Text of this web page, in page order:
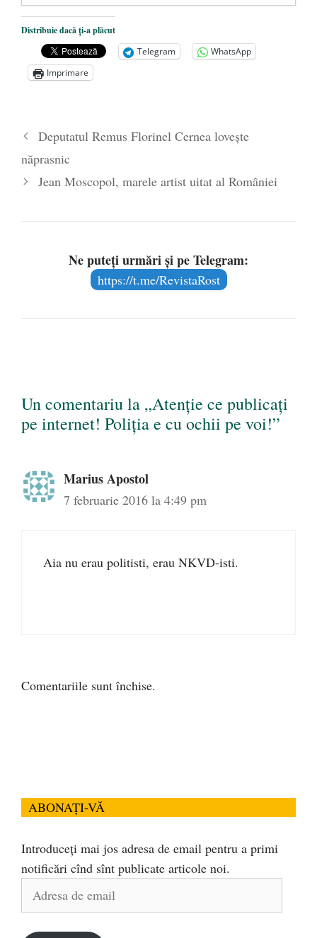
De ce propaganda LGBT nu-și are locul în
unitățile de învățământ
- 17 iunie 2020
Anarhia din SUA e opera stângii radicale
2 iunie 2020
mai 2020
Distribuie dacă ți-a plăcut
Telegram
WhatsApp
Imprimare
Deputatul Remus Florinel Cernea lovește
năprasnic
Jean Moscopol, marele artist uitat al României
Ne puteți urmări și pe Telegram:
https://t.me/RevistaRost
Un comentariu la „Atenție ce publicați
pe internet! Poliția e cu ochii pe voi!”
Marius Apostol
7 februarie 2016 la 4:49 pm
Aia nu erau politisti, erau NKVD-isti.
Comentariile sunt închise.
ABONAȚI-VĂ
Introduceți mai jos adresa de email pentru a primi
notificări cînd sînt publicate articole noi.
Adresa